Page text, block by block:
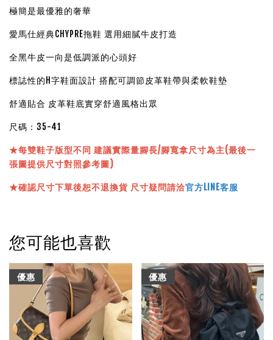
極簡是最優雅的奢華
愛馬仕經典CHYPRE拖鞋 選用細膩牛皮打造
全黑牛皮一向是低調派的心頭好
標誌性的H字鞋面設計 搭配可調節皮革鞋帶與柔軟鞋墊
舒適貼合 皮革鞋底實穿舒適風格出眾
尺碼：35-41
★每雙鞋子版型不同 建議實際量腳長/腳寬拿尺寸為主(最後一
張圖提供尺寸對照參考圖)
★確認尺寸下單後恕不退換貨 尺寸疑問請洽官方LINE客服
您可能也喜歡
優惠 優惠